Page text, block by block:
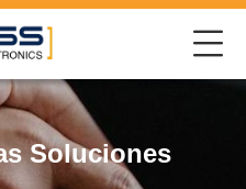
Soluciones